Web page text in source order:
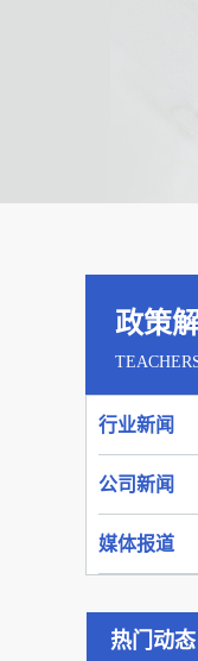
政策
行业新闻
公司新闻
媒体报道
热门动态